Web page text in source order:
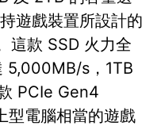
遊戲裝置所設計的
這款 SSD 火力全
5,000MB/s，1TB
PCIe Gen4
型電腦相當的遊戲